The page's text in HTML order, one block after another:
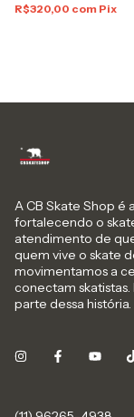
R$320,00 com Pix
A CB Skate Shop é
fortalecendo o
atendimento de
quem vive o skate
movimentamos a
conectam
parte dessa história.